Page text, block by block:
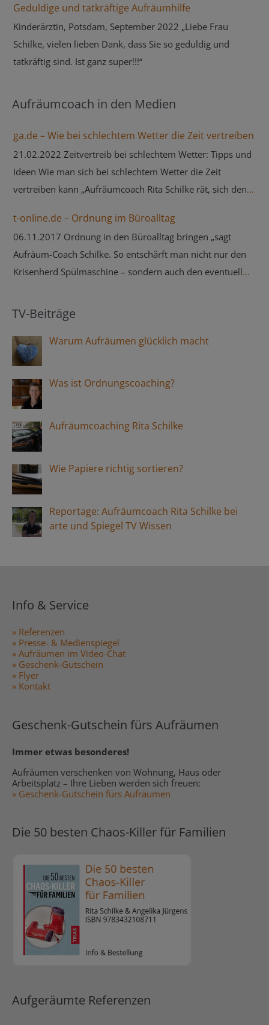
Schilke gefunden. Schon nach ihren ersten Einsätzen bei
mir war ich von ihrem Erfolg begeistert, und der gute
menschliche Kontakt mit ihr sowie ihre überzeugenden
Ratschläge helfen mir dankbar, mich von Dingen zu
Deshalb bin ich mir sicher, dass die noch weiter nötigen
liebenswerten Wohnung verhelfen werden. – Danke Frau
Schilke!“
Geduldige und tatkräftige Aufräumhilfe
Kinderärztin, Potsdam, September 2022 „Liebe Frau
Schilke, vielen lieben Dank, dass Sie so geduldig und
tatkräftig sind. Ist ganz super!!!“
Aufräumcoach in den Medien
ga.de – Wie bei schlechtem Wetter die Zeit vertreiben
21.02.2022 Zeitvertreib bei schlechtem Wetter: Tipps und
Ideen Wie man sich bei schlechtem Wetter die Zeit
vertreiben kann „Aufräumcoach Rita Schilke rät, sich den
vorzunehmen – der Ort, an dem zu viel Angesammeltes
schon stört.“ ⇒ ga.de
t-online.de – Ordnung im Büroalltag
06.11.2017 Ordnung in den Büroalltag bringen „sagt
Aufräum-Coach Schilke. So entschärft man nicht nur den
Krisenherd Spülmaschine – sondern auch den eventuell
TV-Beiträge
Warum Aufräumen glücklich macht
Was ist Ordnungscoaching?
Aufräumcoaching Rita Schilke
Wie Papiere richtig sortieren?
Reportage: Aufräumcoach Rita Schilke bei
arte und Spiegel TV Wissen
Info & Service
» Referenzen
» Presse- & Medienspiegel
» Aufräumen im Video-Chat
» Geschenk-Gutschein
» Flyer
» Kontakt
Geschenk-Gutschein fürs Aufräumen
Immer etwas besonderes!
Aufräumen verschenken von Wohnung, Haus oder
Arbeitsplatz – Ihre Lieben werden sich freuen:
» Geschenk-Gutschein fürs Aufräumen
Die 50 besten Chaos-Killer für Familien
Aufgeräumte Referenzen